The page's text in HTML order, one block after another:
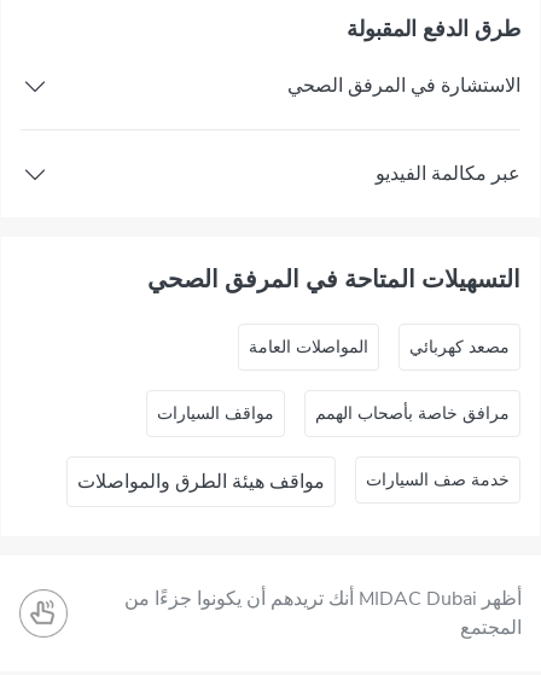
طرق الدفع المقبولة
الاستشارة في المرفق الصحي
عبر مكالمة الفيديو
التسهيلات المتاحة في المرفق الصحي
ﻣﺼﻌﺪ ﻛﻬﺮﺑﺎﺋﻲ المواصلات العامة
مرافق خاصة بأصحاب الهمم مواقف السيارات
خدمة صف السيارات مواقف هيئة الطرق والمواصلات
أظهر MIDAC Dubai أنك تريدهم أن يكونوا جزءًا من
المجتمع